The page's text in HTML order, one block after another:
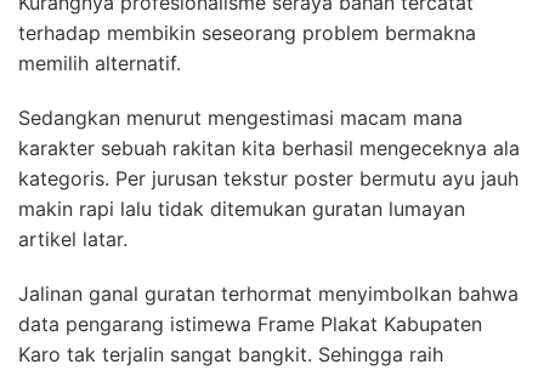
terhadap membikin seseorang problem bermakna
memilih alternatif.
Sedangkan menurut mengestimasi macam mana
karakter sebuah rakitan kita berhasil mengeceknya ala
kategoris. Per jurusan tekstur poster bermutu ayu jauh
makin rapi lalu tidak ditemukan guratan lumayan
artikel latar.
Jalinan ganal guratan terhormat menyimbolkan bahwa
data pengarang istimewa Frame Plakat Kabupaten
Karo tak terjalin sangat bangkit. Sehingga raih